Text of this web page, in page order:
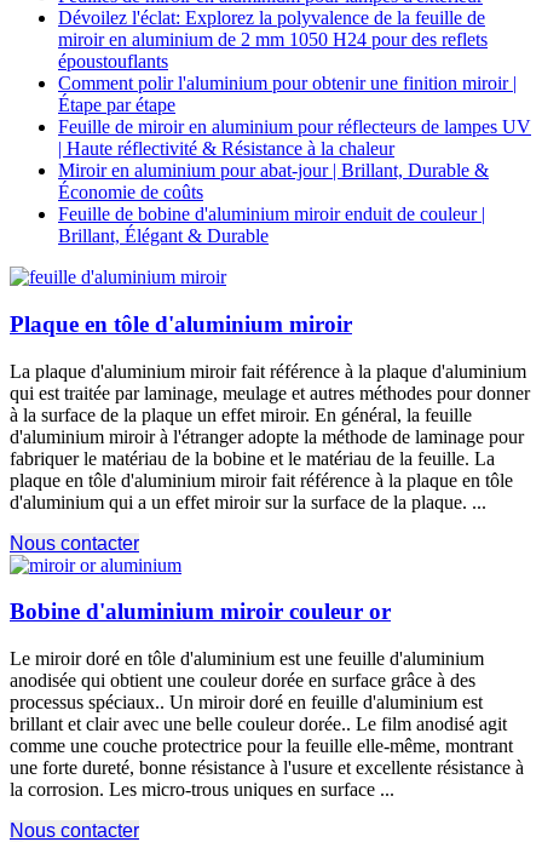
Dévoilez l'éclat: Explorez la polyvalence de la feuille de
miroir en aluminium de 2 mm 1050 H24 pour des reflets
époustouflants
Comment polir l'aluminium pour obtenir une finition miroir |
Étape par étape
Feuille de miroir en aluminium pour réflecteurs de lampes UV
| Haute réflectivité & Résistance à la chaleur
Miroir en aluminium pour abat-jour | Brillant, Durable &
Économie de coûts
Feuille de bobine d'aluminium miroir enduit de couleur |
Brillant, Élégant & Durable
Plaque en tôle d'aluminium miroir
La plaque d'aluminium miroir fait référence à la plaque d'aluminium
qui est traitée par laminage, meulage et autres méthodes pour donner
à la surface de la plaque un effet miroir. En général, la feuille
d'aluminium miroir à l'étranger adopte la méthode de laminage pour
fabriquer le matériau de la bobine et le matériau de la feuille. La
plaque en tôle d'aluminium miroir fait référence à la plaque en tôle
d'aluminium qui a un effet miroir sur la surface de la plaque. ...
Nous contacter
Bobine d'aluminium miroir couleur or
Le miroir doré en tôle d'aluminium est une feuille d'aluminium
anodisée qui obtient une couleur dorée en surface grâce à des
processus spéciaux.. Un miroir doré en feuille d'aluminium est
brillant et clair avec une belle couleur dorée.. Le film anodisé agit
comme une couche protectrice pour la feuille elle-même, montrant
une forte dureté, bonne résistance à l'usure et excellente résistance à
la corrosion. Les micro-trous uniques en surface ...
Nous contacter